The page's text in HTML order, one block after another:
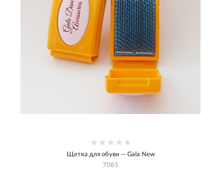
Щетка для обуви — Gala New
7085